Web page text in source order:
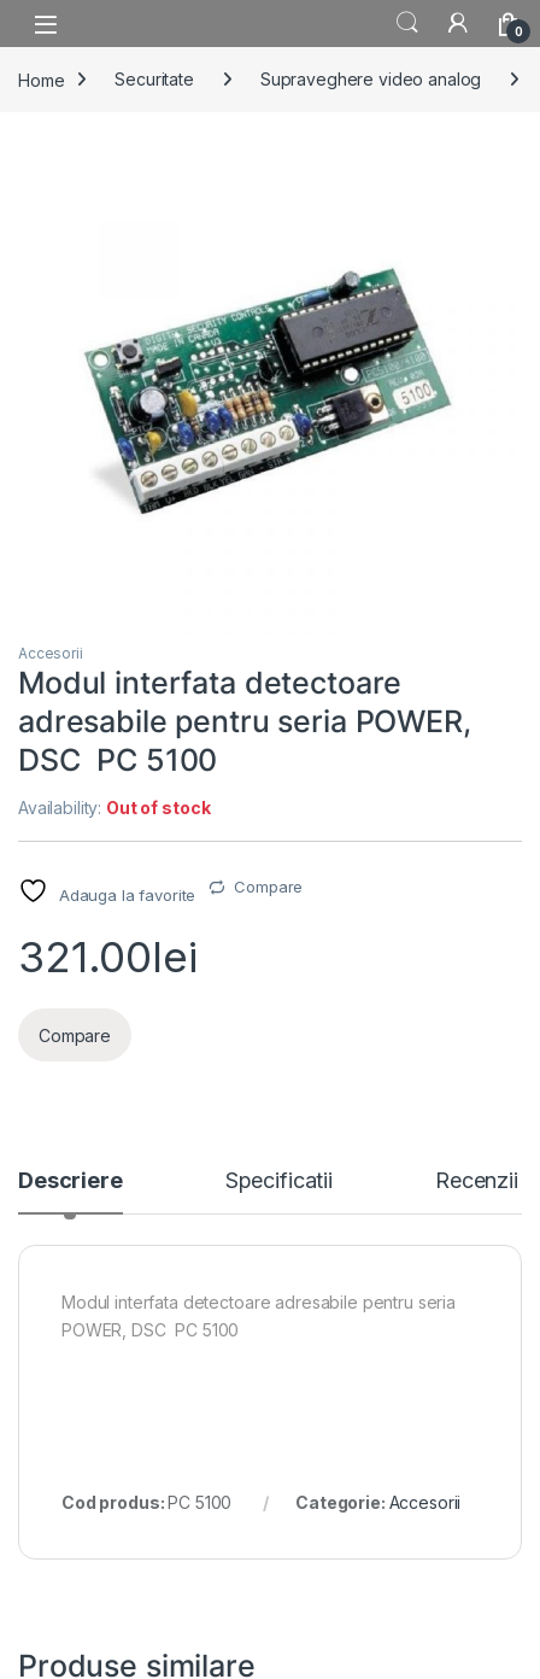
Skip to navigation
Skip to content
0
Home Securitate Supraveghere video analog
Accesorii
Modul interfata detectoare
adresabile pentru seria POWER,
DSC PC 5100
Availability: Out of stock
Adauga la favorite Compare
321.00lei
Compare
Descriere Specificatii Recenzii
Modul interfata detectoare adresabile pentru seria
POWER, DSC PC 5100
Cod produs:PC 5100 Categorie: Accesorii
Produse similare